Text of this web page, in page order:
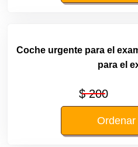
Coche urgente para el
para el
$ 200
Ordenar